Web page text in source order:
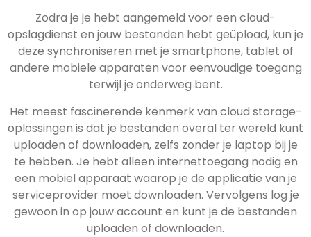
Zodra je je hebt aangemeld voor een cloud-
opslagdienst en jouw bestanden hebt geüpload, kun je
deze synchroniseren met je smartphone, tablet of
andere mobiele apparaten voor eenvoudige toegang
terwijl je onderweg bent.
Het meest fascinerende kenmerk van cloud storage-
oplossingen is dat je bestanden overal ter wereld kunt
uploaden of downloaden, zelfs zonder je laptop bij je
te hebben. Je hebt alleen internettoegang nodig en
een mobiel apparaat waarop je de applicatie van je
serviceprovider moet downloaden. Vervolgens log je
gewoon in op jouw account en kunt je de bestanden
uploaden of downloaden.